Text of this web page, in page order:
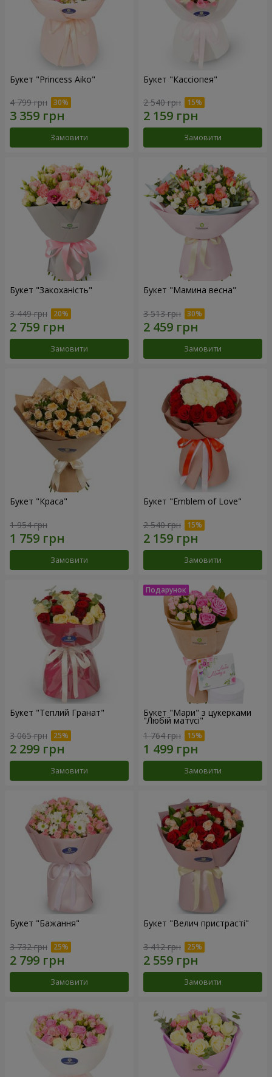
Букет "Princess Aiko"
4 799 грн
Замовити
Букет "Кассіопея"
2 540 грн
Замовити
Букет "Закоханість"
3 449 грн
Замовити
Букет "Мамина весна"
3 513 грн
Замовити
Букет "Краса"
1 954 грн
Замовити
Букет "Emblem of Love"
2 540 грн
Замовити
Букет "Теплий Гранат"
3 065 грн
Замовити
Букет "Мари" з цукерками
"Любій матусі"
1 764 грн
Замовити
Букет "Бажання"
3 732 грн
Замовити
Букет "Велич пристрасті"
3 412 грн
Замовити